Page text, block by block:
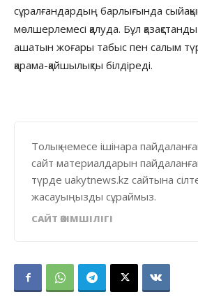
сұралғандардың барлығында
мөлшерлемесі қалуда. Бұл
ашатын жоғары табыс пен салым
қарама-қайшылықты білдіреді.
Толық немесе ішінара
сайт материалдарын
түрде uakytnews.kz сайтына
жасауыңызды сұраймыз.
САЙТ ӘКІМШІЛІГІ